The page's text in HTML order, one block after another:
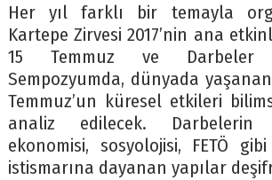
Her yıl farklı bir temayla
Kartepe Zirvesi 2017’nin ana
15 Temmuz ve Darbeler
Sempozyumda, dünyada
Temmuz’un küresel etkileri
analiz edilecek. Darbelerin
ekonomisi, sosyolojisi, FETÖ
istismarına dayanan yapılar